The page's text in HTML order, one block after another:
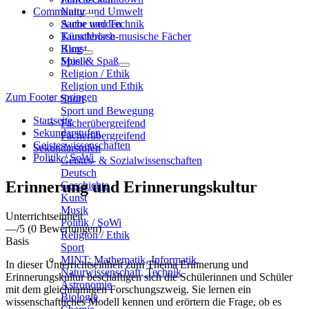
Natur und Umwelt
Sache und Technik
Künstlerisch-musische Fächer
Kunst
Musik
Religion / Ethik
Religion und Ethik
Sport
Sport und Bewegung
Fächerübergreifend
Fächerübergreifend
Sekundarstufen
Geistes- & Sozialwissenschaften
Deutsch
Geschichte
Kunst
Musik
Politik / SoWi
Religion / Ethik
Sport
MINT: Mathematik, Informatik,
Naturwissenschaft, Technik
Astronomie
Biologie
Community
Autor werden
Tauschbörse
Blog
Spiel & Spaß
Zum Footer springen
Startseite
Sekundarstufen
Geisteswissenschaften
Politik / SoWi
Erinnerung und Erinnerungskultur
Unterrichtseinheit
—/5 (0 Bewertungen)
Basis
In dieser Unterrichtseinheit zum Thema Erinnerung und
Erinnerungskultur beschäftigen sich die Schülerinnen und Schüler
mit dem gleichnamigen Forschungszweig. Sie lernen ein
wissenschaftliches Modell kennen und erörtern die Frage, ob es